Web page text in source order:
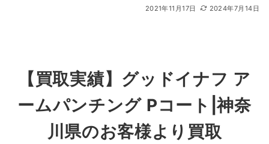
2021年11月17日 2024年7月14日
【買取実績】グッドイナフ ア
ームパンチング Pコート|神奈
川県のお客様より買取